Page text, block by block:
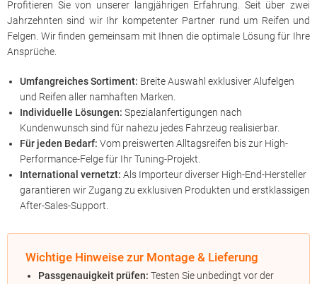
Profitieren Sie von unserer langjährigen Erfahrung. Seit über zwei
Jahrzehnten sind wir Ihr kompetenter Partner rund um Reifen und
Felgen. Wir finden gemeinsam mit Ihnen die optimale Lösung für Ihre
Ansprüche.
Umfangreiches Sortiment: Breite Auswahl exklusiver Alufelgen
und Reifen aller namhaften Marken.
Individuelle Lösungen: Spezialanfertigungen nach
Kundenwunsch sind für nahezu jedes Fahrzeug realisierbar.
Für jeden Bedarf: Vom preiswerten Alltagsreifen bis zur High-
Performance-Felge für Ihr Tuning-Projekt.
International vernetzt: Als Importeur diverser High-End-Hersteller
garantieren wir Zugang zu exklusiven Produkten und erstklassigen
After-Sales-Support.
Wichtige Hinweise zur Montage & Lieferung
Passgenauigkeit prüfen: Testen Sie unbedingt vor der